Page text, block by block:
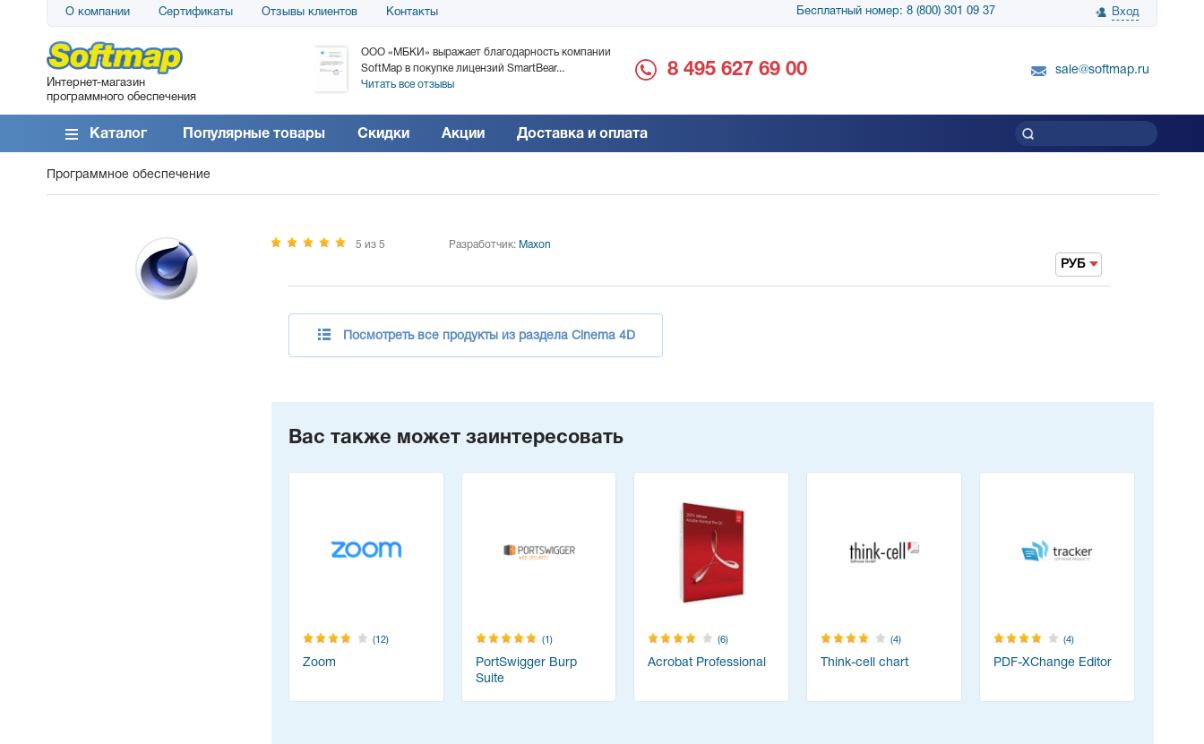
О компании Сертификаты Отзывы клиентов Контакты Бесплатный номер: 8 (800) 301 09 37 Вход
Интернет-магазин
программного обеспечения
АО «АТС» благодарит компанию SoftMap за
поставку программного обеспечения SolarWinds
DameWare...
Читать все отзывы
ООО «МБКИ» выражает благодарность компании
SoftMap в покупке лицензий SmartBear...
Читать все отзывы
благодарность за поставку SnapGene...
благодарность SoftMap за помощь в
8 495 627 69 00 sale@softmap.ru
Каталог Популярные товары Скидки Акции Доставка и оплата
Программное обеспечение
5 из 5 Разработчик: Maxon
РУБ
Посмотреть все продукты из раздела Cinema 4D
Вас также может заинтересовать
(12)
Zoom
(1)
PortSwigger Burp
Suite
(6)
Acrobat Professional
(4)
Think-cell chart
(4)
PDF-XChange Editor